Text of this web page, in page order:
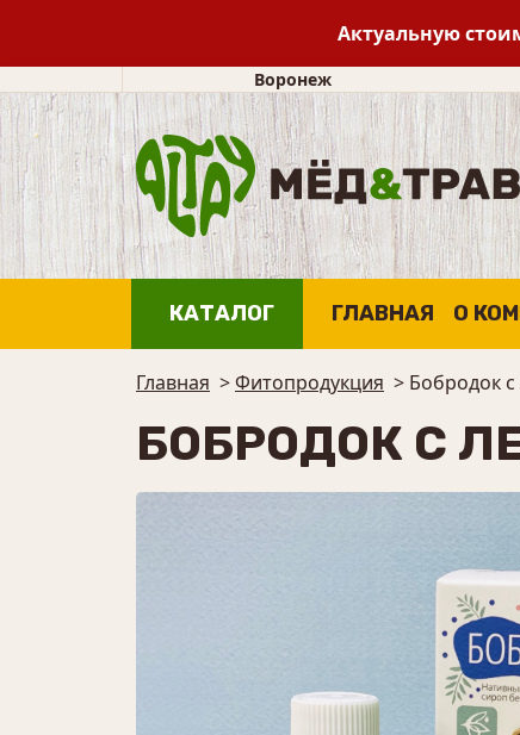
Актуальную
Воронеж
КАТАЛОГ ГЛАВНАЯ О
Главная >Фитопродукция > Бобродок
БОБРОДОК С